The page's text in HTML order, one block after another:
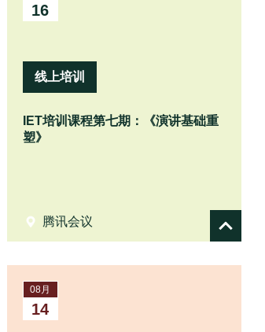
16
线上培训
IET培训课程第七期：《演讲基础重
塑》
腾讯会议
08月
14